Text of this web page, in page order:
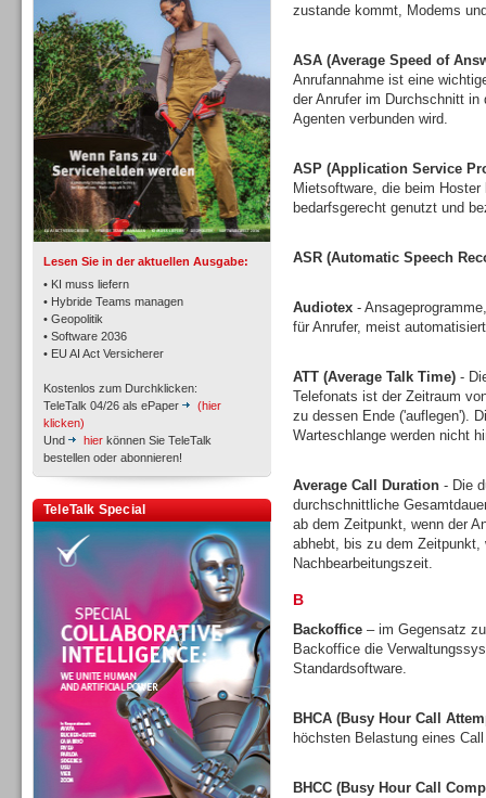
Lesen Sie in der aktuellen Ausgabe:
• KI muss liefern
• Hybride Teams managen
• Geopolitik
• Software 2036
• EU AI Act Versicherer
Kostenlos zum Durchklicken:
TeleTalk 04/26 als ePaper
(hier
klicken)
Und
hier können Sie TeleTalk
bestellen oder abonnieren!
TeleTalk Special
TK- und ACD-Systeme
Workforce-Management
Personal
Personal
Inbound
zustande kommt, Modems
ASA (Average Speed of
Anrufannahme ist eine
der Anrufer im Durchschnitt
Agenten verbunden wird.
ASP (Application Service
Mietsoftware, die beim
bedarfsgerecht genutzt und
ASR (Automatic Speech
Audiotex -
für Anrufer, meist
ATT (Average Talk Time) -
Telefonats ist der Zeitraum
zu dessen Ende ('auflegen').
Warteschlange werden nicht
Average Call Duration - Die
durchschnittliche
ab dem Zeitpunkt, wenn der
abhebt, bis zu dem Zeitpunkt,
Nachbearbeitungszeit.
B
Backoffice – im Gegensatz
Backoffice die
Standardsoftware.
BHCA (Busy Hour Call
höchsten Belastung eines
BHCC (Busy Hour Call